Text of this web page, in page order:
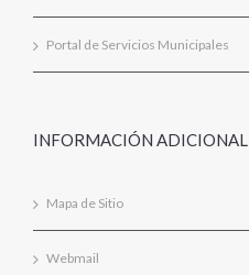
Portal de Servicios Municipales
INFORMACIÓN ADICIONAL
Mapa de Sitio
Webmail